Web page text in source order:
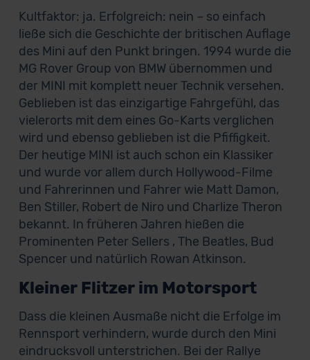
Kultfaktor: ja. Erfolgreich: nein – so einfach
ließe sich die Geschichte der britischen Auflage
des Mini auf den Punkt bringen. 1994 wurde die
MG Rover Group von BMW übernommen und
der MINI mit komplett neuer Technik versehen.
Geblieben ist das einzigartige Fahrgefühl, das
vielerorts mit dem eines Go-Karts verglichen
wird und ebenso geblieben ist die Pfiffigkeit.
Der heutige MINI ist auch schon ein Klassiker
und wurde vor allem durch Hollywood-Filme
und Fahrerinnen und Fahrer wie Matt Damon,
Ben Stiller, Robert de Niro und Charlize Theron
bekannt. In früheren Jahren hießen die
Prominenten Peter Sellers , The Beatles, Bud
Spencer und natürlich Rowan Atkinson.
Kleiner Flitzer im Motorsport
Dass die kleinen Ausmaße nicht die Erfolge im
Rennsport verhindern, wurde durch den Mini
eindrucksvoll unterstrichen. Bei der Rallye